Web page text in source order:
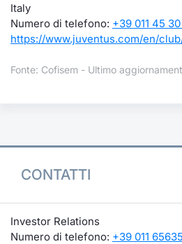
Italy
Numero di telefono: +39 011 45
https://www.juventus.com/en/
Fonte: Cofisem - Ultimo
CONTATTI
Investor Relations
Numero di telefono: +39 011